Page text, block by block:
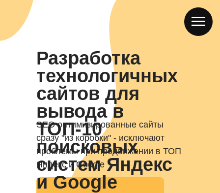
Разработка
технологичных
сайтов для
вывода в
ТОП-10
поисковых
систем Яндекс
и Google
SEO оптимизированные сайты
сразу "из коробки" - исключают
проблемы при продвижении в ТОП
Яндекс и Google